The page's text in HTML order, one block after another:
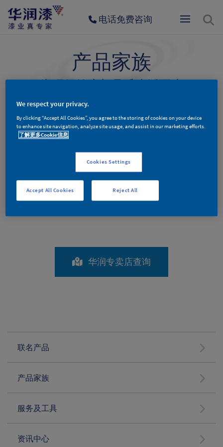
电话免费咨询
产品家族
为环保健康与品质生活而生
墙面漆产品 木器漆产品 辅料产品
墙面漆产品分类
华润专卖店查询
联名产品
产品家族
服务及工具
资讯中心
We respect your privacy.
By clicking “Accept All Cookies”, you agree to the storing of cookies on your device
to enhance site navigation, analyze site usage, and assist in our marketing efforts.
了解更多Cookie信息
Cookies Settings
Reject All
Accept All Cookies